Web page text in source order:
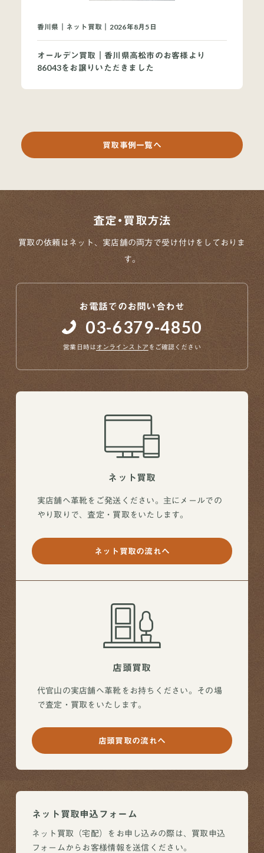
香川県｜ネット買取｜2026年8月5日
オールデン買取｜香川県高松市のお客様より
86043をお譲りいただきました
買取事例一覧へ
査定・買取方法
買取の依頼はネット、実店舗の両方で受け付けをしておりま
す。
お電話でのお問い合わせ
03-6379-4850
営業日時はオンラインストア をご確認ください
ネット買取
実店舗へ革靴をご発送ください。主にメールでの
やり取りで、査定・買取をいたします。
ネット買取の流れへ
店頭買取
代官山の実店舗へ革靴をお持ちください。その場
で査定・買取をいたします。
店頭買取の流れへ
ネット買取申込フォーム
ネット買取（宅配）をお申し込みの際は、買取申込
フォームからお客様情報を送信ください。